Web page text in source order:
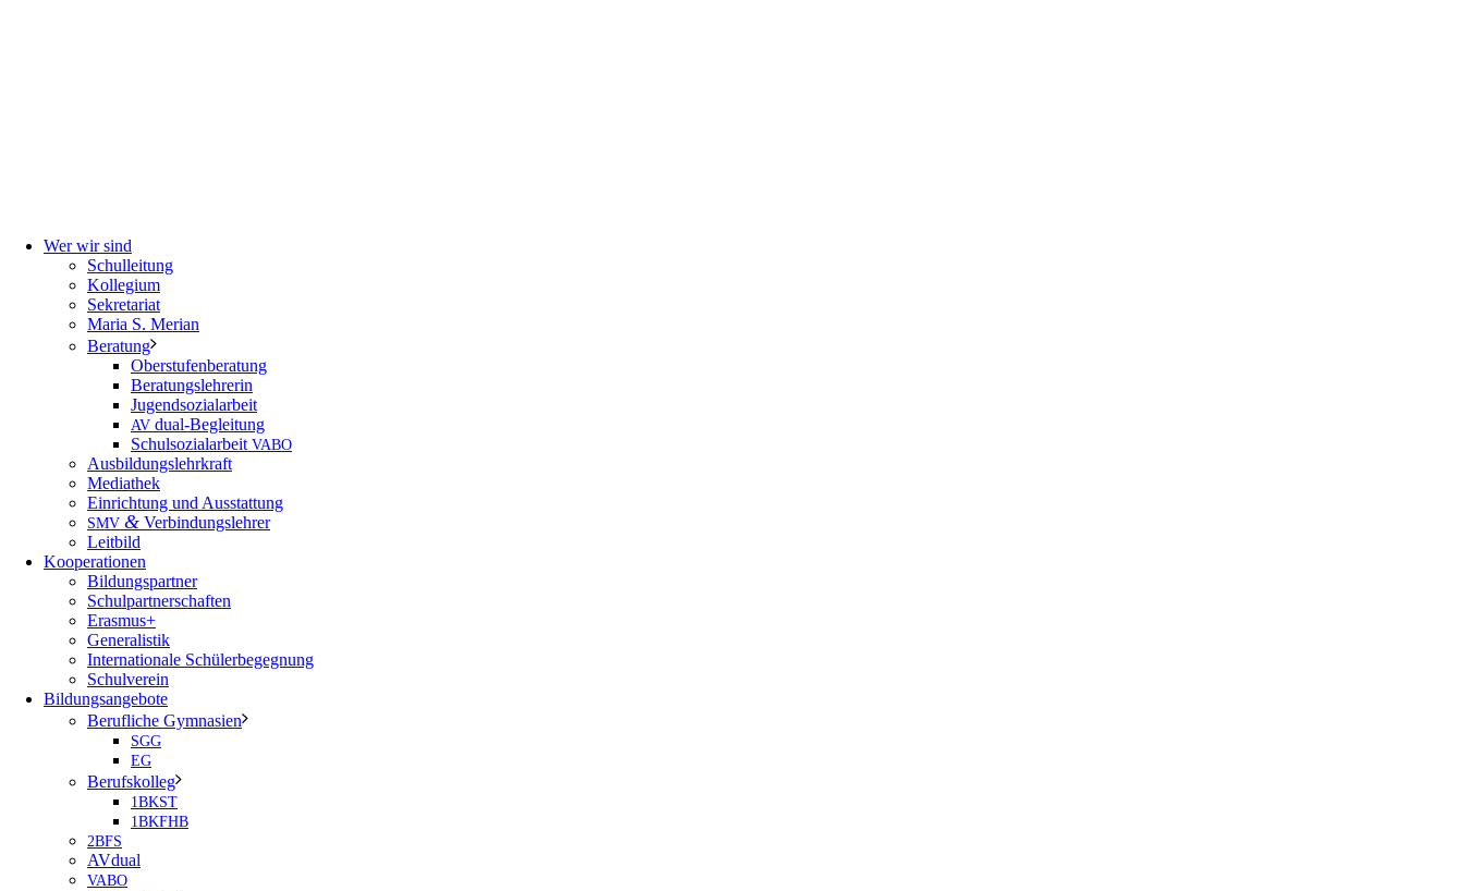
Wer wir sind
Schulleitung
Kollegium
Sekretariat
Maria S. Merian
Beratung
Oberstufenberatung
Beratungslehrerin
Jugendsozialarbeit
AV dual-Begleitung
Schulsozialarbeit VABO
Ausbildungslehrkraft
Mediathek
Einrichtung und Ausstattung
SMV & Verbindungslehrer
Leitbild
Kooperationen
Bildungspartner
Schulpartnerschaften
Erasmus+
Generalistik
Internationale Schülerbegegnung
Schulverein
Bildungsangebote
Berufliche Gymnasien
SGG
EG
Berufskolleg
1BKST
1BKFHB
2BFS
AVdual
VABO